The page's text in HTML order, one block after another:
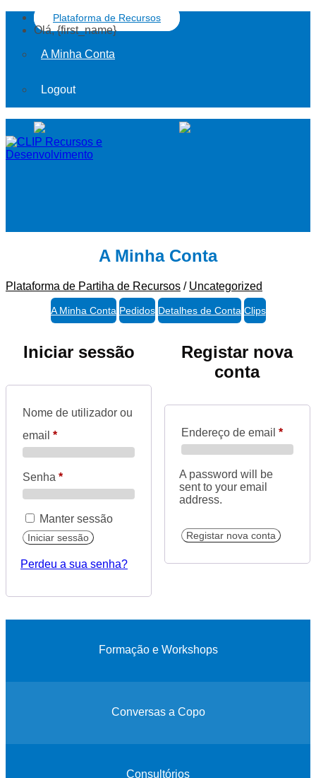
Plataforma de Recursos
Olá, {first_name}
A Minha Conta
Logout
A Minha Conta
Plataforma de Partiha de Recursos / Uncategorized
A Minha Conta Pedidos Detalhes de Conta Clips
Iniciar sessão
Nome de utilizador ou
email *
Senha *
Manter sessão
Iniciar sessão
Perdeu a sua senha?
Registar nova
conta
Endereço de email *
A password will be
sent to your email
address.
Registar nova conta
Formação e Workshops
Conversas a Copo
Consultórios